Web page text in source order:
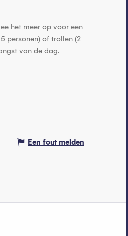
het meer op voor een
personen) of trollen (2
van de dag.
Een fout melden